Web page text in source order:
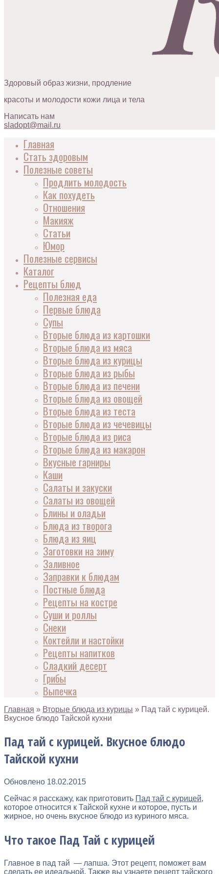
Здоровый образ жизни, продление
красоты и молодости кожи лица и тела
Написать нам
sladopt@mail.ru
Главная
Стать здоровым
Полезные советы
Продлить молодость
Как похудеть
Отношения
Макияж
Статьи
Юмор
Полезные сервисы
Каталог
Рецепты блюд
Полезная еда
Первые блюда
Супы
Вторые блюда из картошки
Вторые блюда из мяса
Вторые блюда из курицы
Вторые блюда из рыбы
Вторые блюда из печени
Вторые блюда из овощей
Вторые блюда из теста
Вторые блюда из чечевицы
Вторые блюда из риса
Вторые блюда из макарон
Вкусные гарниры
Каши
Салаты и закуски
Салаты из овощей
Блины и оладьи
Блюда из творога
Блюда из яиц
Заготовки на зиму
Заливное
Заправки к блюдам
Постные блюда
Рецепты на костре
Суши и роллы
Снеки
Коктейли и настойки
Рецепты напитков
Сладкий десерт
Грибы
Выпечка
Главная » Вторые блюда из курицы » Пад тай с курицей.
Вкусное блюдо Тайской кухни
Пад тай с курицей. Вкусное блюдо
Тайской кухни
Обновлено 18.02.2015
Сейчас я расскажу, как приготовить Пад тай с курицей,
которое относится к Тайской кухне и которое, пусть и
жирное, но очень вкусное блюдо из куриного мяса.
Что такое Пад Тай с курицей
Главное в пад тай — лапша. Этот рецепт, поможет вам
сделать ее идеальной. Также вы узнаете рецепт тайского